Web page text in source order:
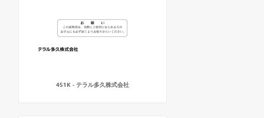
451K - テラル多久株式会社